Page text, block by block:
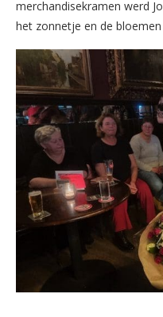
merchandisekramen werd
het zonnetje en de bloemen